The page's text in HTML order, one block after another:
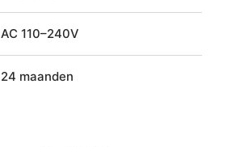
AC 110–240V
24 maanden